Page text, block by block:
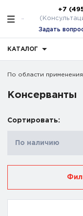
+7
Задать
КАТАЛОГ
По области применения
Консерванты
Сортировать:
По наличию